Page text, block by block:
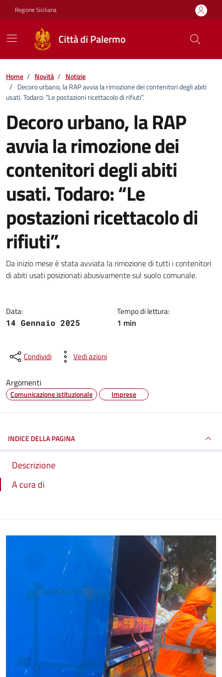
Vai ai contenuti
Vai al footer
Regione Siciliana
Città di Palermo
Home / Novità / Notizie
/ Decoro urbano, la RAP avvia la rimozione dei contenitori degli abiti
usati. Todaro: “Le postazioni ricettacolo di rifiuti”.
Decoro urbano, la RAP
avvia la rimozione dei
contenitori degli abiti
usati. Todaro: “Le
postazioni ricettacolo di
rifiuti”.
Dettagli della notizia
Da inizio mese è stata avviata la rimozione di tutti i contenitori
di abiti usati posizionati abusivamente sul suolo comunale.
Data:
14 Gennaio 2025
Tempo di lettura:
1 min
Condividi Vedi azioni
Argomenti
Comunicazione istituzionale Imprese
INDICE DELLA PAGINA
Descrizione
A cura di